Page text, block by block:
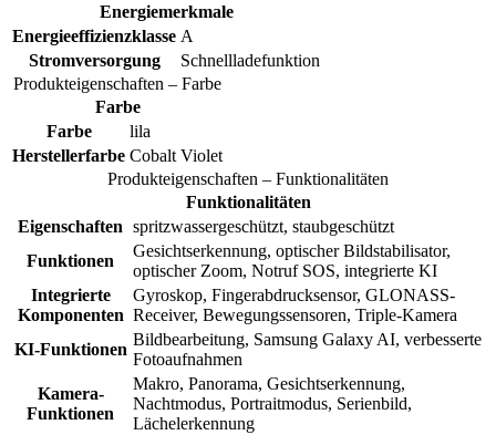
Energiemerkmale
Energieeffizienzklasse A
Stromversorgung
Schnellladefunktion
Produkteigenschaften – Farbe
Farbe
Farbe
lila
Herstellerfarbe Cobalt Violet
Produkteigenschaften – Funktionalitäten
Funktionalitäten
Eigenschaften spritzwassergeschützt, staubgeschützt
Funktionen
Gesichtserkennung, optischer Bildstabilisator,
optischer Zoom, Notruf SOS, integrierte KI
Integrierte
Komponenten
Gyroskop, Fingerabdrucksensor, GLONASS-
Receiver, Bewegungssensoren, Triple-Kamera
KI-Funktionen
Bildbearbeitung, Samsung Galaxy AI, verbesserte
Fotoaufnahmen
Kamera-
Funktionen
Makro, Panorama, Gesichtserkennung,
Nachtmodus, Portraitmodus, Serienbild,
Lächelerkennung